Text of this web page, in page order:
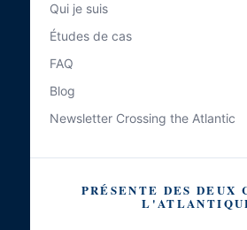
Qui je suis
Études de cas
FAQ
Blog
Newsletter Crossing the Atlantic
PRÉSENTE DES DEUX